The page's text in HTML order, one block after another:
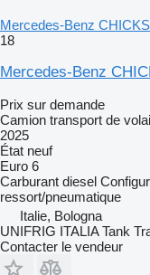
Mercedes-Benz
18
Mercedes-Benz
Prix sur demande
Camion transport de
2025
État neuf
Euro 6
Carburant diesel
ressort/pneumatique
Italie, Bologna
UNIFRIG ITALIA Tank
Contacter le vendeur